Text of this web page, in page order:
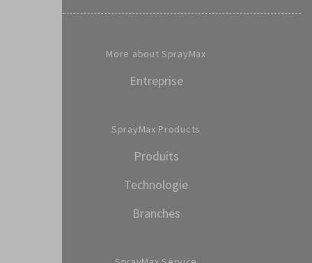
More about SprayMax
Entreprise
SprayMax Products
Produits
Technologie
Branches